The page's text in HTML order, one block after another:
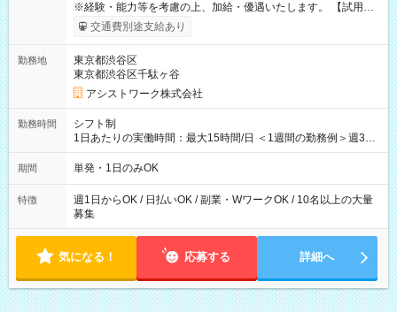
※経験・能力等を考慮の上、加給・優遇いたします。 【試用期
間】試用期間なし
交通費別途支給あり
勤務地
東京都渋谷区
東京都渋谷区千駄ヶ谷
アシストワーク株式会社
勤務時間
シフト制
1日あたりの実働時間：最大15時間/日 ＜1週間の勤務例＞週3回
勤務 勤務：月・水・金 休み：火・木・土・日 好きな時にお仕事
可能です！ ※1日あたりの最大実働時間は日勤、夜勤共に勤務し
期間 単発・1日のみOK
特徴
週1日からOK / 日払いOK / 副業・WワークOK / 10名以上の大量
募集
気になる！ 応募する 詳細へ